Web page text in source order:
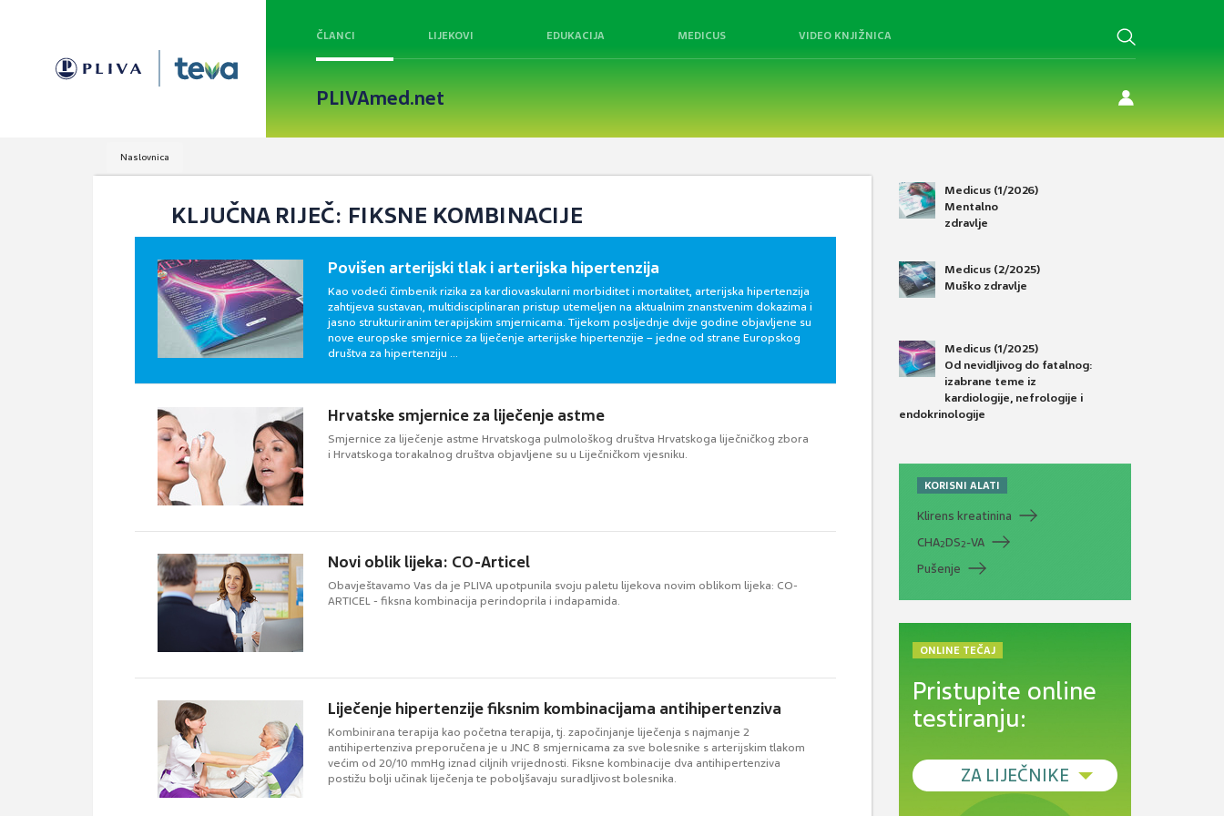
ČLANCI LIJEKOVI EDUKACIJA MEDICUS VIDEO KNJIŽNICA
PLIVAmed.net
Naslovnica
KLJUČNA RIJEČ: FIKSNE KOMBINACIJE
Povišen arterijski tlak i arterijska hipertenzija
Kao vodeći čimbenik rizika za kardiovaskularni morbiditet i mortalitet, arterijska hipertenzija
zahtijeva sustavan, multidisciplinaran pristup utemeljen na aktualnim znanstvenim dokazima i
jasno strukturiranim terapijskim smjernicama. Tijekom posljednje dvije godine objavljene su
nove europske smjernice za liječenje arterijske hipertenzije – jedne od strane Europskog
društva za hipertenziju ...
Hrvatske smjernice za liječenje astme
Smjernice za liječenje astme Hrvatskoga pulmološkog društva Hrvatskoga liječničkog zbora
i Hrvatskoga torakalnog društva objavljene su u Liječničkom vjesniku.
Novi oblik lijeka: CO-Articel
Obavještavamo Vas da je PLIVA upotpunila svoju paletu lijekova novim oblikom lijeka: CO-
ARTICEL - fiksna kombinacija perindoprila i indapamida.
Liječenje hipertenzije fiksnim kombinacijama antihipertenziva
Kombinirana terapija kao početna terapija, tj. započinjanje liječenja s najmanje 2
antihipertenziva preporučena je u JNC 8 smjernicama za sve bolesnike s arterijskim tlakom
većim od 20/10 mmHg iznad ciljnih vrijednosti. Fiksne kombinacije dva antihipertenziva
postižu bolji učinak liječenja te poboljšavaju suradljivost bolesnika.
Medicus (1/2026)
Mentalno
zdravlje
Medicus (2/2025)
Muško zdravlje
Medicus (1/2025)
Od nevidljivog do fatalnog:
izabrane teme iz
kardiologije, nefrologije i
endokrinologije
KORISNI ALATI
Klirens kreatinina
CHA2DS2-VA
Pušenje
ONLINE TEČAJ
Pristupite online
testiranju:
ZA LIJEČNIKE